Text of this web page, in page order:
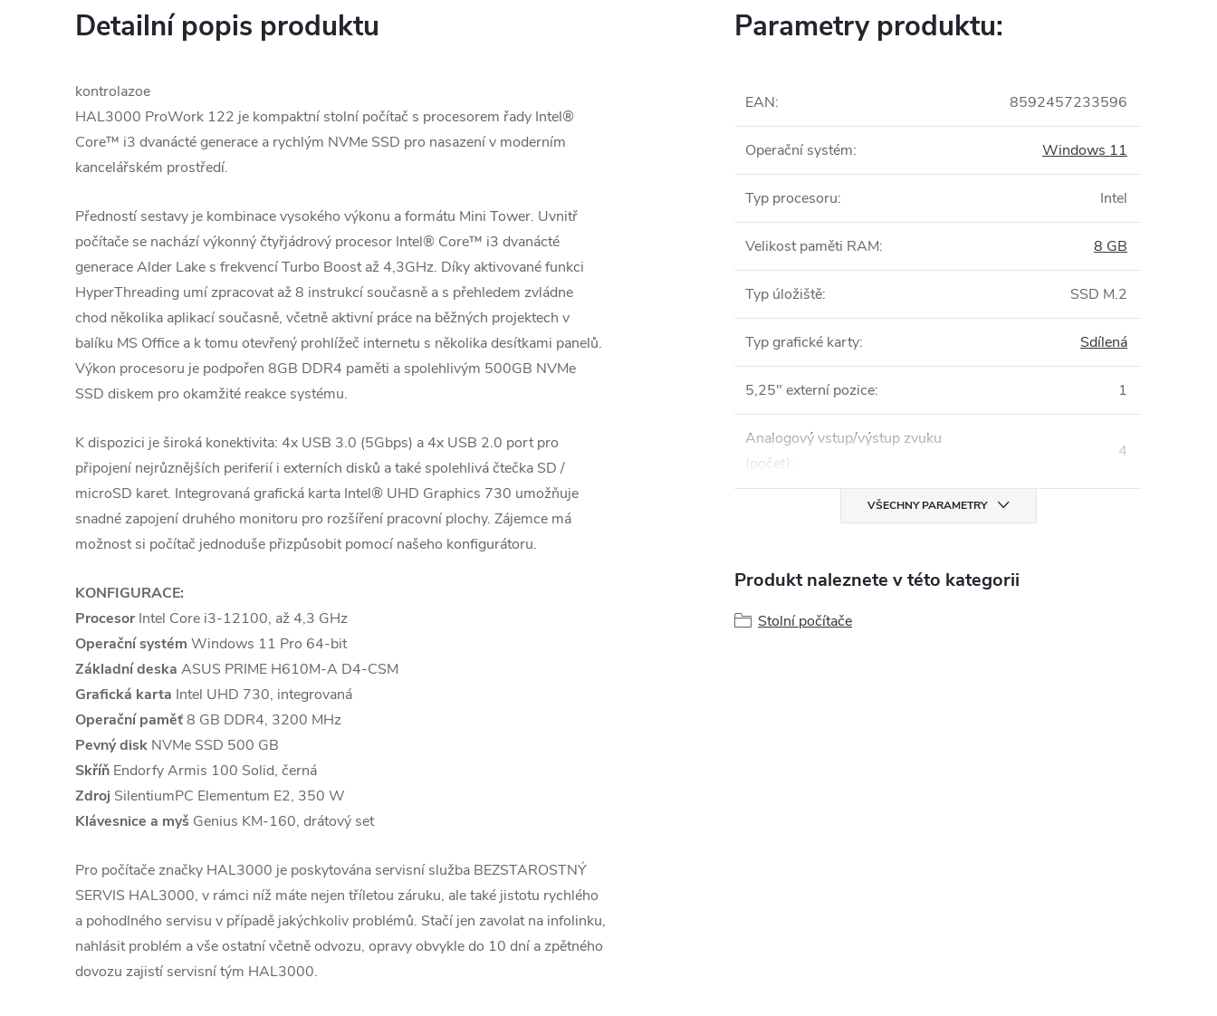
Detailní popis produktu
kontrolazoe
HAL3000 ProWork 122 je kompaktní stolní počítač s procesorem řady Intel®
Core™ i3 dvanácté generace a rychlým NVMe SSD pro nasazení v moderním
kancelářském prostředí.
Předností sestavy je kombinace vysokého výkonu a formátu Mini Tower. Uvnitř
počítače se nachází výkonný čtyřjádrový procesor Intel® Core™ i3 dvanácté
generace Alder Lake s frekvencí Turbo Boost až 4,3GHz. Díky aktivované funkci
HyperThreading umí zpracovat až 8 instrukcí současně a s přehledem zvládne
chod několika aplikací současně, včetně aktivní práce na běžných projektech v
balíku MS Office a k tomu otevřený prohlížeč internetu s několika desítkami panelů.
Výkon procesoru je podpořen 8GB DDR4 paměti a spolehlivým 500GB NVMe
SSD diskem pro okamžité reakce systému.
K dispozici je široká konektivita: 4x USB 3.0 (5Gbps) a 4x USB 2.0 port pro
připojení nejrůznějších periferií i externích disků a také spolehlivá čtečka SD /
microSD karet. Integrovaná grafická karta Intel® UHD Graphics 730 umožňuje
snadné zapojení druhého monitoru pro rozšíření pracovní plochy. Zájemce má
možnost si počítač jednoduše přizpůsobit pomocí našeho konfigurátoru.
KONFIGURACE:
Procesor Intel Core i3-12100, až 4,3 GHz
Operační systém Windows 11 Pro 64-bit
Základní deska ASUS PRIME H610M-A D4-CSM
Grafická karta Intel UHD 730, integrovaná
Operační paměť8 GB DDR4, 3200 MHz
Pevný disk NVMe SSD 500 GB
Skříň Endorfy Armis 100 Solid, černá
Zdroj SilentiumPC Elementum E2, 350 W
Klávesnice a myš Genius KM-160, drátový set
Pro počítače značky HAL3000 je poskytována servisní služba BEZSTAROSTNÝ
SERVIS HAL3000, v rámci níž máte nejen tříletou záruku, ale také jistotu rychlého
a pohodlného servisu v případě jakýchkoliv problémů. Stačí jen zavolat na infolinku,
nahlásit problém a vše ostatní včetně odvozu, opravy obvykle do 10 dní a zpětného
dovozu zajistí servisní tým HAL3000.
Parametry produktu:
EAN: 8592457233596
Operační systém: Windows 11
Typ procesoru: Intel
Velikost paměti RAM: 8 GB
Typ úložiště: SSD M.2
Typ grafické karty: Sdílená
5,25" externí pozice: 1
Analogový vstup/výstup zvuku
(počet):
4
VŠECHNY PARAMETRY
Produkt naleznete v této kategorii
Stolní počítače